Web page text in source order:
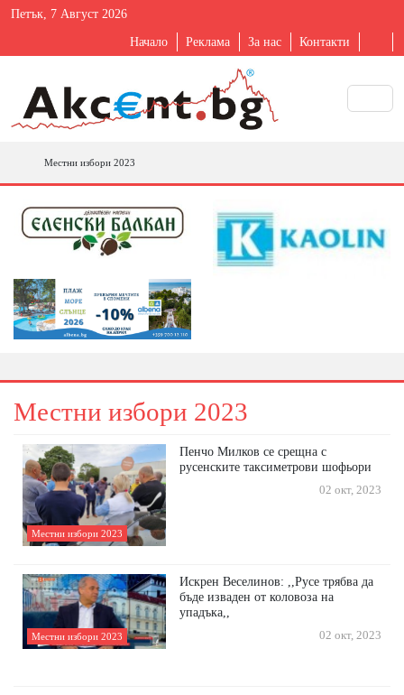
Петък, 7 Август 2026
Начало Реклама За нас Контакти
Местни избори 2023
Местни избори 2023
Местни избори 2023
Пенчо Милков се срещна с
русенските таксиметрови шофьори
02 окт, 2023
Местни избори 2023
Искрен Веселинов: ,,Русе трябва да
бъде изваден от коловоза на
упадъка,,
02 окт, 2023